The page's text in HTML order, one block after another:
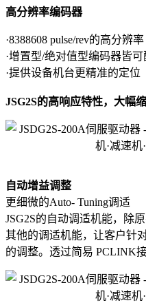
高分辨率编码器
·8388608 pulse/rev的高分辨率
·增置型/绝对值型编码器皆可
·提供设备机台更精准的定位
JSG2S的高响应特性，大幅
自动增益调整
更细微的Auto- Tuning调适
JSG2S的自动调适机能，除
其他的调适机能，让客户针
的调整。透过简易 PCLINK